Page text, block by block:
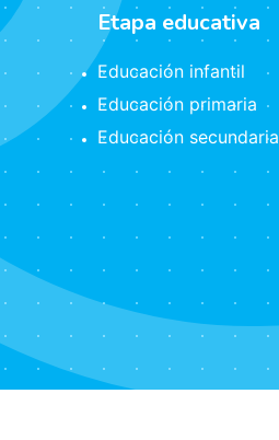
Etapa educativa
Educación infantil
Educación primaria
Educación secundaria